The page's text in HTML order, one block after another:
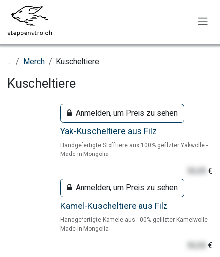
Zum Inhalt springen
... Merch Kuscheltiere
Kuscheltiere
Anmelden, um Preis zu sehen
Yak-Kuscheltiere aus Filz
Handgefertigte Stofftiere aus 100% gefilzter Yakwolle -
Made in Mongolia
€
Anmelden, um Preis zu sehen
Kamel-Kuscheltiere aus Filz
Handgefertigte Kamele aus 100% gefilzter Kamelwolle -
Made in Mongolia
€